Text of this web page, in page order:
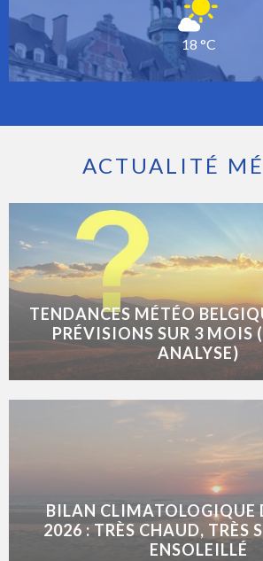
18 °C
ACTUALITÉ
TENDANCES MÉTÉO
PRÉVISIONS SUR 3 MOIS
ANALYSE)
BILAN CLIMATOLOGIQUE
2026 : TRÈS CHAUD, TRÈS
ENSOLEILLÉ